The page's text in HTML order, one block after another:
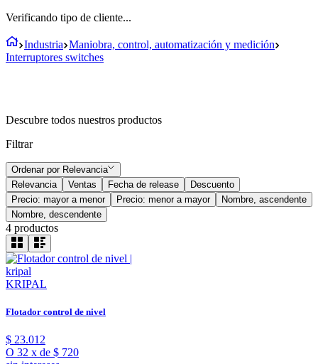
Verificando tipo de cliente...
Industria Maniobra, control, automatización y medición
Interruptores switches
Descubre todos nuestros productos
Filtrar
Ordenar por Relevancia
Relevancia
Ventas Fecha de release
Descuento
Precio: mayor a menor
Precio: menor a mayor
Nombre, ascendente
Nombre, descendente
4 productos
KRIPAL
Flotador control de nivel
$ 23.012
O 32 x de $ 720